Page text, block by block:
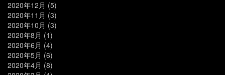
2020年12月 (5)
2020年11月 (3)
2020年10月 (3)
2020年8月 (1)
2020年6月 (4)
2020年5月 (6)
2020年4月 (8)